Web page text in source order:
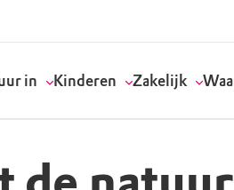
in Kinderen Zakelijk